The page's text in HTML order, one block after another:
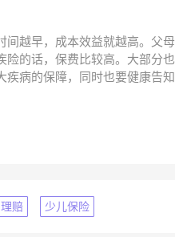
间越早，成本效益就越高。父母
险的话，保费比较高。大部分也
疾病的保障，同时也要健康告知
理赔 少儿保险